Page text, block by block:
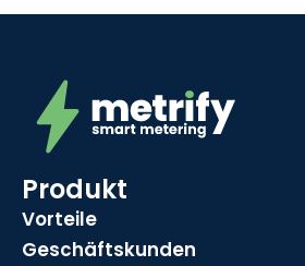
Produkt
Vorteile
Geschäftskunden